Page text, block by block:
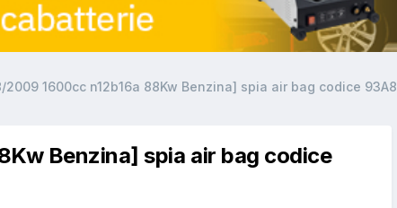
2009 1600cc n12b16a 88Kw Benzina] spia air bag codice 93A8
Benzina] spia air bag codice